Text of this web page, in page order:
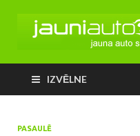
IZVĒLNE
PASAULĒ